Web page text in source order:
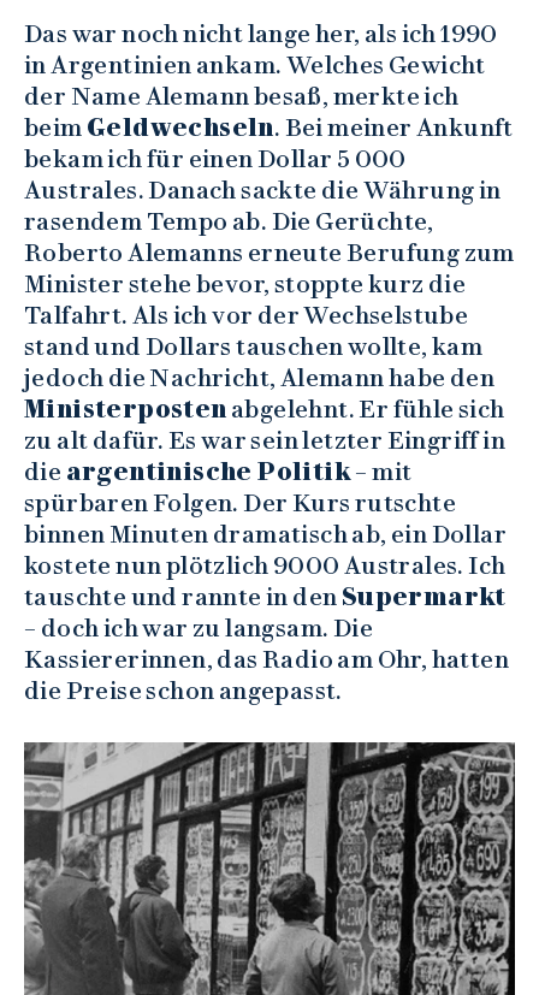
Das war noch nicht lange her, als ich 1990
in Argentinien ankam. Welches Gewicht
der Name Alemann besaß, merkte ich
beim Geldwechseln. Bei meiner Ankunft
bekam ich für einen Dollar 5 000
Australes. Danach sackte die Währung in
rasendem Tempo ab. Die Gerüchte,
Roberto Alemanns erneute Berufung zum
Minister stehe bevor, stoppte kurz die
Talfahrt. Als ich vor der Wechselstube
stand und Dollars tauschen wollte, kam
jedoch die Nachricht, Alemann habe den
Ministerposten abgelehnt. Er fühle sich
zu alt dafür. Es war sein letzter Eingriff in
die argentinische Politik – mit
spürbaren Folgen. Der Kurs rutschte
binnen Minuten dramatisch ab, ein Dollar
kostete nun plötzlich 9000 Australes. Ich
tauschte und rannte in den Supermarkt
– doch ich war zu langsam. Die
Kassiererinnen, das Radio am Ohr, hatten
die Preise schon angepasst.